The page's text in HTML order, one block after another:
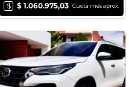
$ $ 1.060.975,03 Cuota mes aprox.